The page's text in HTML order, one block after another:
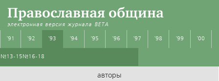
Православная община
электронная версия журнала BETA
'91 '92 '93
№13-15№16-18
'94 '95 '96 '97 '98 '99 '00
авторы